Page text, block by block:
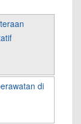
di